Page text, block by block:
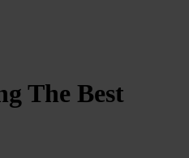
The Best